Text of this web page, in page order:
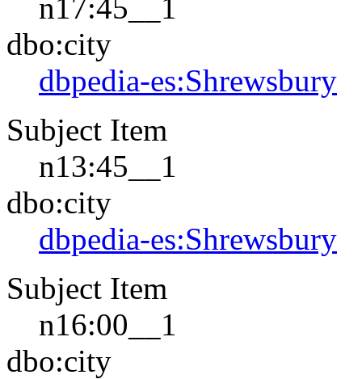
n17:45__1
dbo:city
dbpedia-es:Shrewsbury
Subject Item
n13:45__1
dbo:city
dbpedia-es:Shrewsbury
Subject Item
n16:00__1
dbo:city